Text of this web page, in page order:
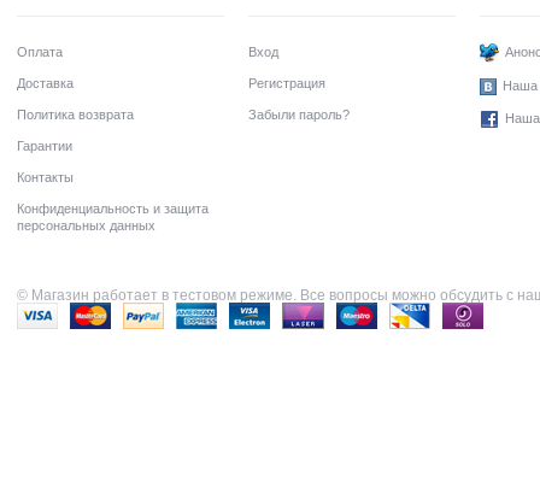
Оплата
Доставка
Политика возврата
Гарантии
Контакты
Конфиденциальность и защита
персональных данных
Вход
Регистрация
Забыли пароль?
Наша
Наша
© Магазин работает в тестовом режиме. Все вопросы можно обсудить с